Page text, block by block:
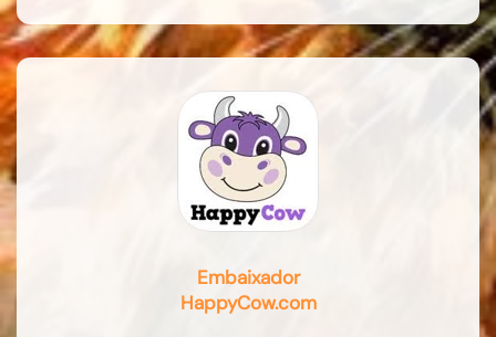
Embaixador
HappyCow.com